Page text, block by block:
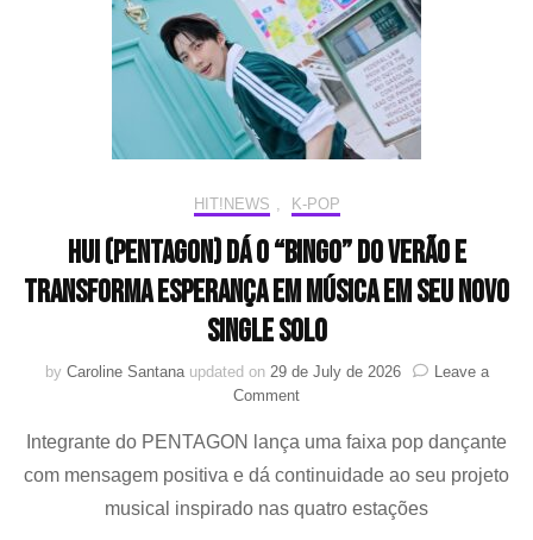
side
“MOON”
HIT!NEWS K-POP
HUI (PENTAGON) dá o “BINGO” do verão e
transforma esperança em música em seu novo
single solo
by Caroline Santana updated on 29 de July de 2026
Leave a
Commenton
(PENTAGON)
dá
“BINGO”
Integrante do PENTAGON lança uma faixa pop dançante
com mensagem positiva e dá continuidade ao seu projeto
musical inspirado nas quatro estações